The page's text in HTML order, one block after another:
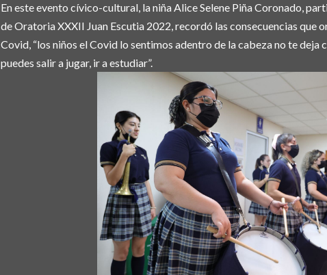
En este evento cívico-cultural, la niña Alice Selene Piña Coronado,
de Oratoria XXXII Juan Escutia 2022, recordó las consecuencias que
Covid, “los niños el Covid lo sentimos adentro de la cabeza no te deja
puedes salir a jugar, ir a estudiar”.